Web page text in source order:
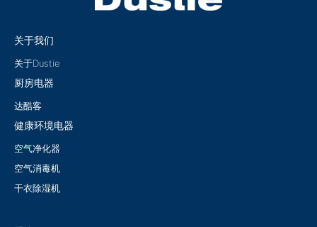
关于我们
关于Dustie
厨房电器
达酷客
健康环境电器
空气净化器
空气消毒机
干衣除湿机